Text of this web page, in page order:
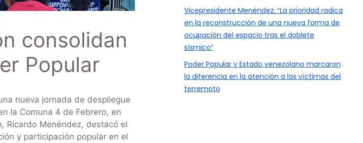
consolidan
Popular
nueva jornada de despliegue
la Comuna 4 de Febrero, en
Ricardo Menéndez, destacó el
y participación popular en el
Vicepresidente Menéndez: “La prioridad radica
en la reconstrucción de una nueva forma de
ocupación del espacio tras el doblete
sísmico”
Poder Popular y Estado venezolano marcaron
la diferencia en la atención a las víctimas del
terremoto